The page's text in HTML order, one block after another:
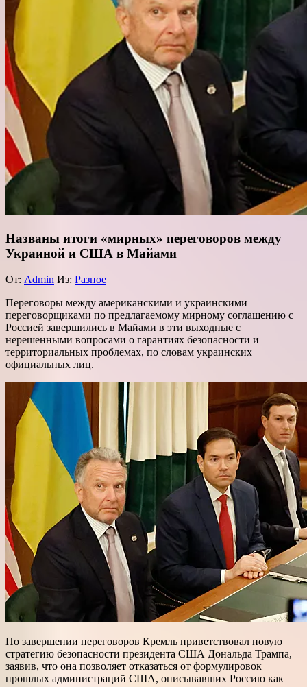
Названы итоги «мирных» переговоров между
Украиной и США в Майами
От: Admin Из: Разное
Переговоры между американскими и украинскими
переговорщиками по предлагаемому мирному соглашению с
Россией завершились в Майами в эти выходные с
нерешенными вопросами о гарантиях безопасности и
территориальных проблемах, по словам украинских
официальных лиц.
По завершении переговоров Кремль приветствовал новую
стратегию безопасности президента США Дональда Трампа,
заявив, что она позволяет отказаться от формулировок
прошлых администраций США, описывавших Россию как